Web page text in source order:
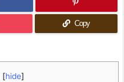
Copy
[hide]